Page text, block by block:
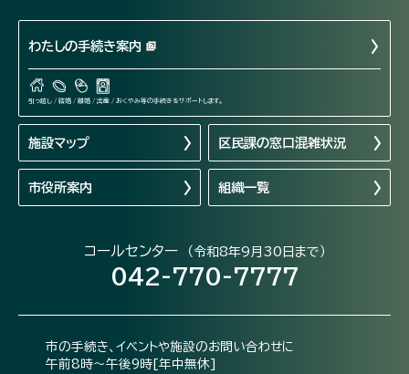
わたしの手続き案内
引っ越し / 結婚 / 離婚 / 出産 / おくやみ等の手続きをサポートします。
施設マップ 区民課の窓口混雑状況
市役所案内 組織一覧
コールセンター （令和8年9月30日まで）
042-770-7777
市の手続き、イベントや施設のお問い合わせに
午前8時～午後9時[年中無休]